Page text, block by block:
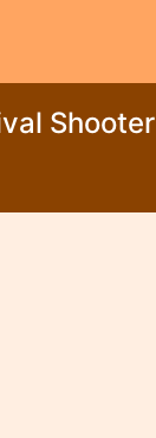
Shooter